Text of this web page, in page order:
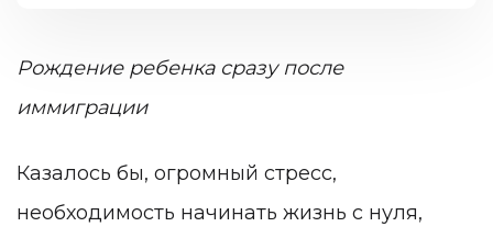
Рождение ребенка сразу после
иммиграции
Казалось бы, огромный стресс,
необходимость начинать жизнь с нуля,